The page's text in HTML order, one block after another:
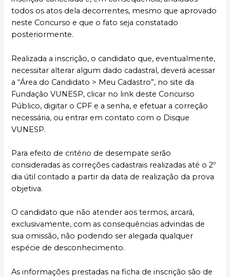
todos os atos dela decorrentes, mesmo que aprovado
neste Concurso e que o fato seja constatado
posteriormente.
Realizada a inscrição, o candidato que, eventualmente,
necessitar alterar algum dado cadastral, deverá acessar
a “Área do Candidato > Meu Cadastro”, no site da
Fundação VUNESP, clicar no link deste Concurso
Público, digitar o CPF e a senha, e efetuar a correção
necessária, ou entrar em contato com o Disque
VUNESP.
Para efeito de critério de desempate serão
consideradas as correções cadastrais realizadas até o 2º
dia útil contado a partir da data de realização da prova
objetiva.
O candidato que não atender aos termos, arcará,
exclusivamente, com as consequências advindas de
sua omissão, não podendo ser alegada qualquer
espécie de desconhecimento.
As informações prestadas na ficha de inscrição são de